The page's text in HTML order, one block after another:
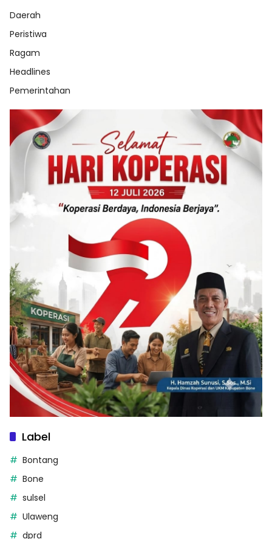
Daerah
Peristiwa
Ragam
Headlines
Pemerintahan
Label
Bontang
Bone
sulsel
Ulaweng
dprd